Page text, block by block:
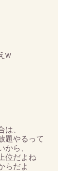
w
は、
題やるって
から、
位だよね
らだよ